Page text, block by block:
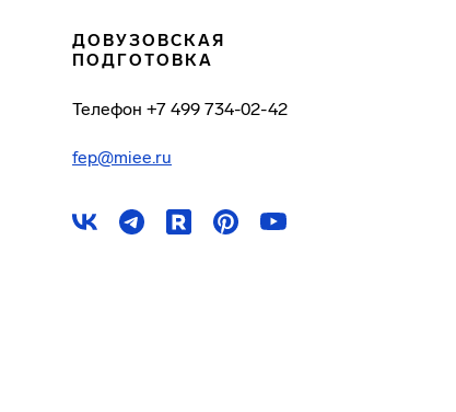
ДОВУЗОВСКАЯ
ПОДГОТОВКА
Телефон +7 499 734-02-42
fep@miee.ru